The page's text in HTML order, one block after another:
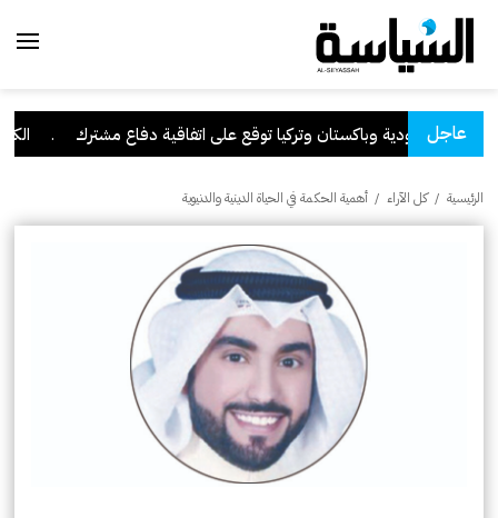
عاجل
السعودية وباكستان وتركيا توقع على اتفاقية دفاع مشترك . الكويت
الرئيسية /كل الآراء / أهمية الحكمة في الحياة الدينية والدنيوية